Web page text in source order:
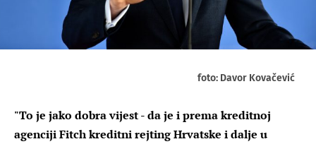
foto: Davor Kovačević
"To je jako dobra vijest - da je i prema kreditnoj
agenciji Fitch kreditni rejting Hrvatske i dalje u